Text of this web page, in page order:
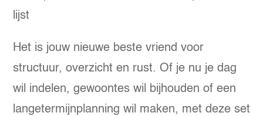
lijst
Het is jouw nieuwe beste vriend voor
structuur, overzicht en rust. Of je nu je dag
wil indelen, gewoontes wil bijhouden of een
langetermijnplanning wil maken, met deze set